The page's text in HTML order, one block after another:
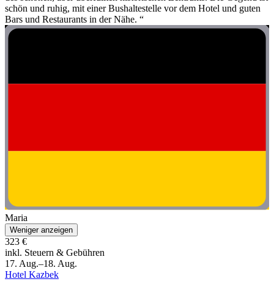
schön und ruhig, mit einer Bushaltestelle vor dem Hotel und guten
Bars und Restaurants in der Nähe. “
Maria
Weniger anzeigen
323 €
inkl. Steuern & Gebühren
17. Aug.–18. Aug.
Hotel Kazbek